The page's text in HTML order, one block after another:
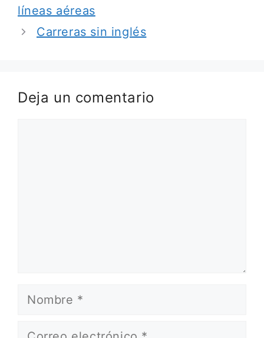
líneas aéreas
Carreras sin inglés
Deja un comentario
Nombre
Correo